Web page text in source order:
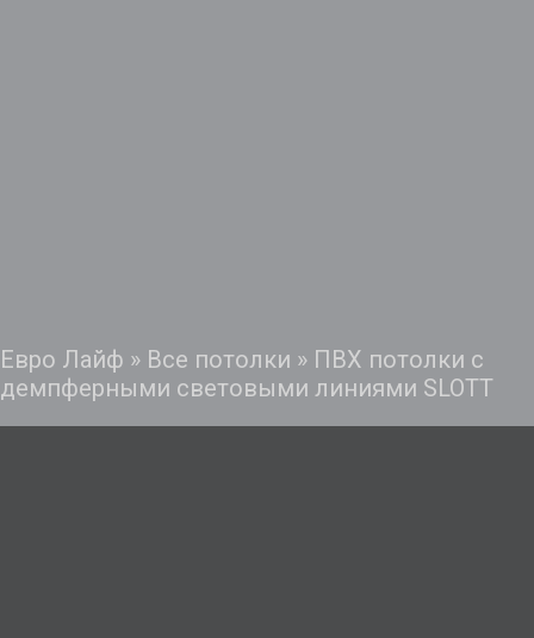
Евро Лайф » Все потолки » ПВХ потолки с
демпферными световыми линиями SLOTT